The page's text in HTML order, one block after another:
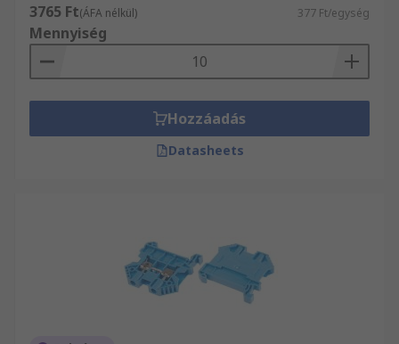
3765 Ft(ÁFA nélkül) 377 Ft/egység
Mennyiség
Hozzáadás
Datasheets